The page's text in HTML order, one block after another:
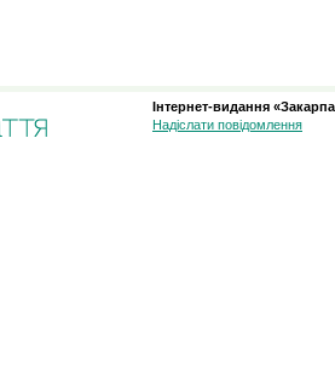
Інтернет-видання
Надіслати повідомлення